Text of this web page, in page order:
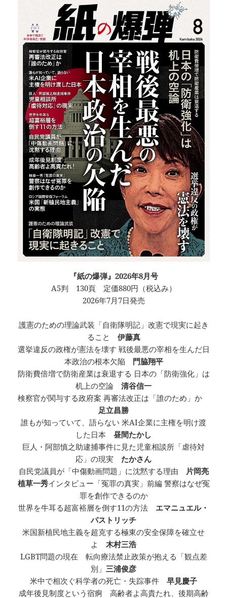
『紙の爆弾』2026年8月号
A5判 130頁 定価880円（税込み）
2026年7月7日発売
護憲のための理論武装「自衛隊明記」改憲で現実に起き
ること 伊藤真
選挙違反の政権が憲法を壊す 戦後最悪の宰相を生んだ日
本政治の根本欠陥 門脇翔平
防衛費倍増で防衛産業は衰退する 日本の「防衛強化」は
机上の空論 清谷信一
検察官が関与する政府案 再審法改正は「誰のため」か
足立昌勝
誰もが知っていて、語らない 米AI企業に主権を明け渡
した日本 昼間たかし
巨人・阿部慎之助逮捕事件に見た児童相談所「虐待対
応」の現実 たかさん
自民党議員が「中傷動画問題」に沈黙する理由
片岡亮
植草一秀インタビュー「冤罪の真実」前編 警察はなぜ冤
罪を創作できるのか
世界を牛耳る超富裕層を倒す11の方法 エマニュエル・
パストリッチ
米国新植民地主義を超克する極東の安全保障を確立せ
よ 木村三浩
LGBT問題の現在 転向療法禁止政策が抱える「観点差
別」 三浦俊彦
米中で相次ぐ科学者の死亡・失踪事件 早見慶子
成年後見制度という宿痾 高齢者よ高貴たれ、後期高齢